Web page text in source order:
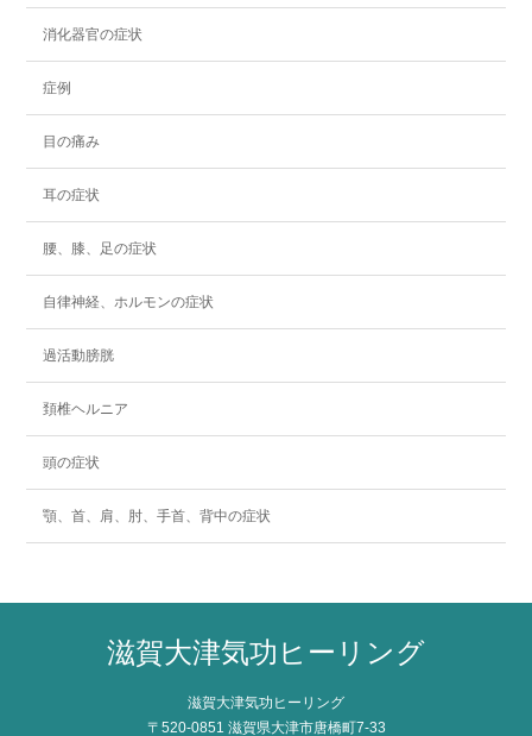
消化器官の症状
症例
目の痛み
耳の症状
腰、膝、足の症状
自律神経、ホルモンの症状
過活動膀胱
頚椎ヘルニア
頭の症状
顎、首、肩、肘、手首、背中の症状
滋賀大津気功ヒーリング
滋賀大津気功ヒーリング
〒520-0851 滋賀県大津市唐橋町7-33